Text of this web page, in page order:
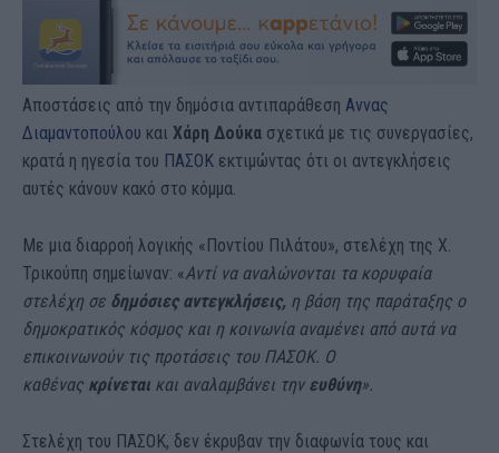
Αποστάσεις από την δημόσια αντιπαράθεση Αννας
Διαμαντοπούλου και Χάρη Δούκα σχετικά με τις συνεργασίες,
κρατά η ηγεσία του ΠΑΣΟΚ εκτιμώντας ότι οι αντεγκλήσεις
αυτές κάνουν κακό στο κόμμα.
Με μια διαρροή λογικής «Ποντίου Πιλάτου», στελέχη της Χ.
Τρικούπη σημείωναν: «Αντί να αναλώνονται τα κορυφαία
στελέχη σε δημόσιες αντεγκλήσεις, η βάση της παράταξης ο
δημοκρατικός κόσμος και η κοινωνία αναμένει από αυτά να
επικοινωνούν τις προτάσεις του ΠΑΣΟΚ. Ο
καθένας κρίνεται και αναλαμβάνει την ευθύνη».
Στελέχη του ΠΑΣΟΚ, δεν έκρυβαν την διαφωνία τους και